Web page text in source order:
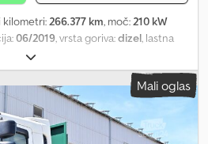
kilometri:266.377 km, moč:210 kW
06/2019, vrsta goriva:dizel, lastna
obremenitev:
osi:4x2, medosna razdalja:3.800
, barva:zelen, voznikova kabina:
samodejen, emisijski razred:
2, dolžina tovornega prostora:
prostora: 2.360 mm , Oprema:ABS,
Mali oglas